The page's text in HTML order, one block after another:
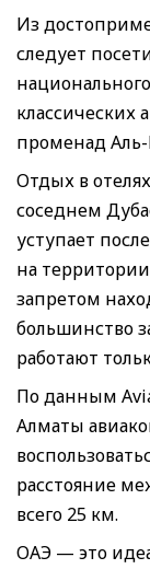
Из
следует
классических
променад Аль-
Отдых в
соседнем
уступает
на
запретом
большинство
работают
По данным
Алматы
расстояние
всего 25 км.
ОАЭ — это